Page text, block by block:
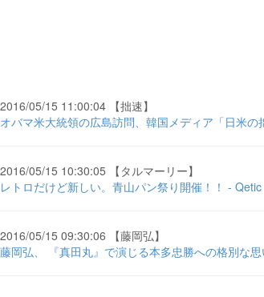
2016/05/15 11:00:04 【拙速】
オバマ米大統領の広島訪問、韓国メディア「日米
2016/05/15 10:30:05 【タルマーリー】
レトロだけど新しい。青山パン祭り開催！！ - Qetic
2016/05/15 09:30:06 【藤岡弘】
藤岡弘、 『真田丸』で演じる本多忠勝への格別な